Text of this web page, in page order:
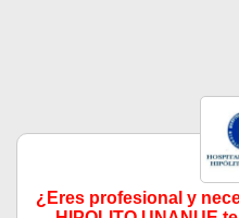
¿Eres profesional y